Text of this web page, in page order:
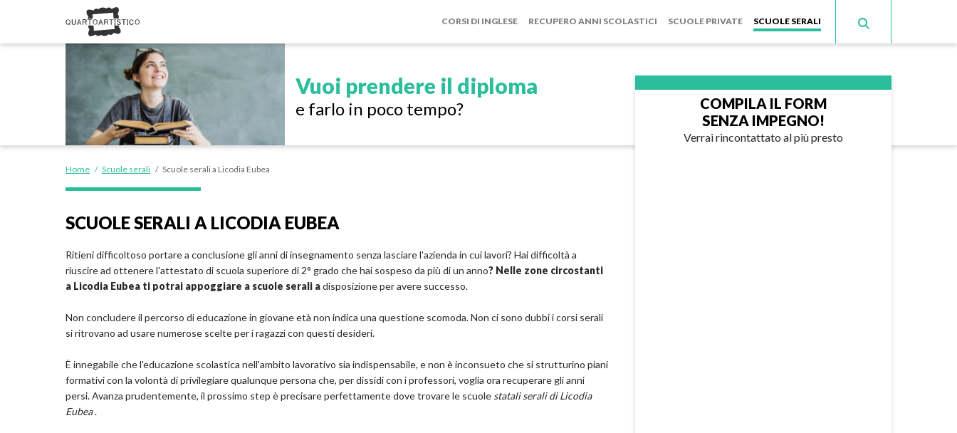
CORSI DI INGLESE RECUPERO ANNI SCOLASTICI SCUOLE PRIVATE SCUOLE SERALI
Vuoi prendere il diploma
e farlo in poco tempo?
Home / Scuole serali / Scuole serali a Licodia Eubea
SCUOLE SERALI A LICODIA EUBEA
Ritieni difficoltoso portare a conclusione gli anni di insegnamento senza lasciare l'azienda in cui lavori? Hai difficoltà a
riuscire ad ottenere l'attestato di scuola superiore di 2° grado che hai sospeso da più di un anno? Nelle zone circostanti
a Licodia Eubea ti potrai appoggiare a scuole serali adisposizione per avere successo.
Non concludere il percorso di educazione in giovane età non indica una questione scomoda. Non ci sono dubbi i corsi serali
si ritrovano ad usare numerose scelte per i ragazzi con questi desideri.
È innegabile che l'educazione scolastica nell'ambito lavorativo sia indispensabile, e non è inconsueto che si strutturino piani
formativi con la volontà di privilegiare qualunque persona che, per dissidi con i professori, voglia ora recuperare gli anni
persi. Avanza prudentemente, il prossimo step è precisare perfettamente dove trovare le scuole statali serali di Licodia
Eubea.
COMPILA IL FORM
SENZA IMPEGNO!
Verrai rincontattato al più presto